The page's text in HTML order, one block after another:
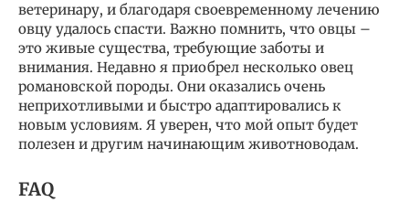
ветеринару, и благодаря своевременному лечению
овцу удалось спасти. Важно помнить, что овцы –
это живые существа, требующие заботы и
внимания. Недавно я приобрел несколько овец
романовской породы. Они оказались очень
неприхотливыми и быстро адаптировались к
новым условиям. Я уверен, что мой опыт будет
полезен и другим начинающим животноводам.
FAQ